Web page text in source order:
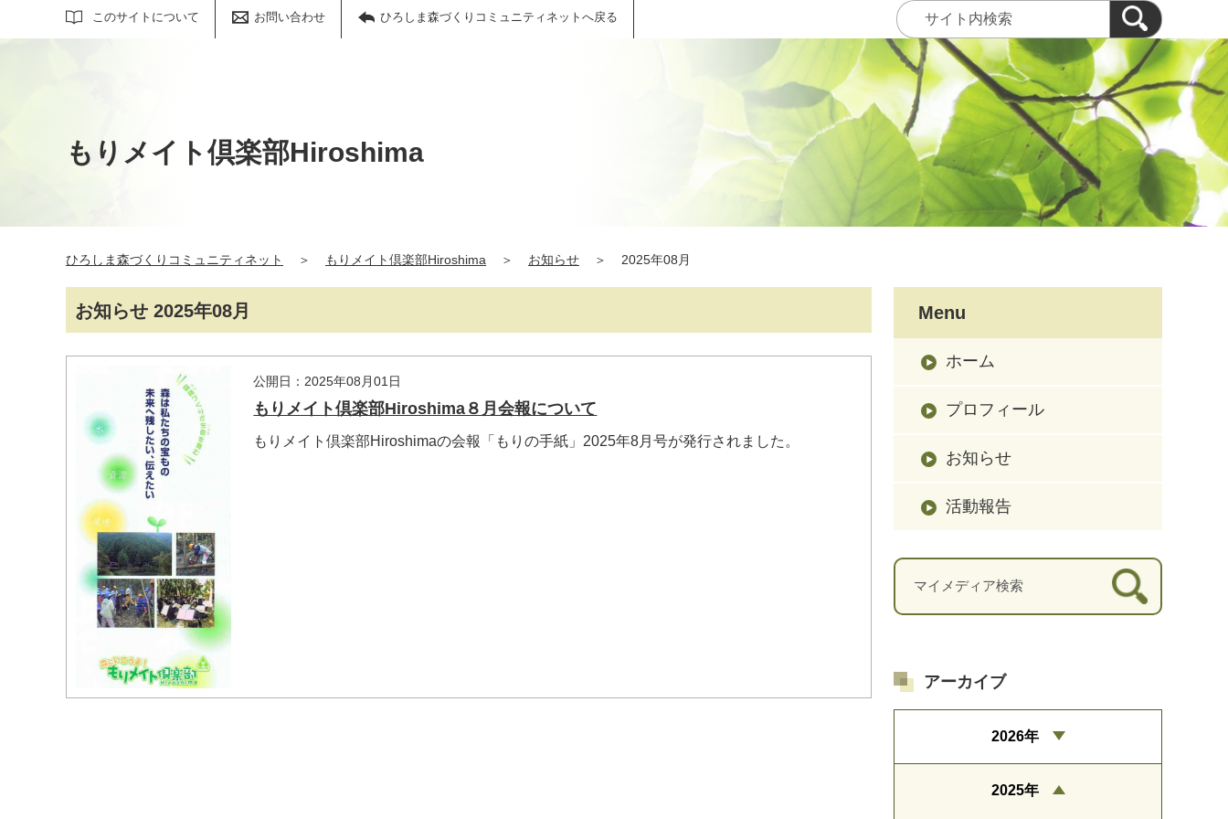
このサイトについて お問い合わせ ひろしま森づくりコミュニティネットへ戻る
サイト内検索
もりメイト倶楽部Hiroshima
ひろしま森づくりコミュニティネット ＞ もりメイト倶楽部Hiroshima ＞ お知らせ ＞ 2025年08月
お知らせ 2025年08月
公開日：2025年08月01日
もりメイト倶楽部Hiroshima８月会報について
もりメイト倶楽部Hiroshimaの会報「もりの手紙」2025年8月号が発行されました。
Menu
ホーム
プロフィール
お知らせ
活動報告
マイメディア検索
アーカイブ
2026年
2025年